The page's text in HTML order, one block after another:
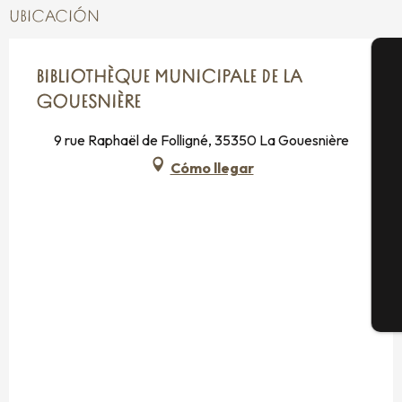
UBICACIÓN
BIBLIOTHÈQUE MUNICIPALE DE LA
GOUESNIÈRE
9 rue Raphaël de Folligné, 35350 La Gouesnière
Cómo llegar